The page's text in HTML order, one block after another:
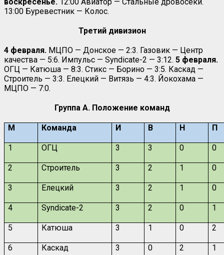
13:00 Буревестник — Колос.
Третий дивизион
4 февраля. МЦПО — Донское — 2:3. Газовик — Центр
качества — 5:6. Импульс — Syndicate-2 — 3:12. 5 февраля.
ОГЦ — Катюша — 8:3. Стикс — Борино — 3:5. Каскад —
Строитель — 3:3. Елецкий — Витязь — 4:3. Йокохама —
МЦПО — 7:0.
Группа А. Положение команд
М Команда И В Н П
1 ОГЦ 3 3 0 0
2 Строитель 3 2 1 0
3 Елецкий 3 2 1 0
4 Syndicate-2 3 2 0 1
5 Катюша 3 1 0 2
6 Каскад 3 0 2 1